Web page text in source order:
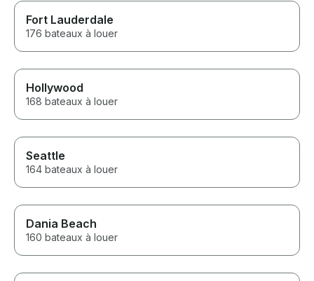
Fort Lauderdale
176 bateaux à louer
Hollywood
168 bateaux à louer
Seattle
164 bateaux à louer
Dania Beach
160 bateaux à louer